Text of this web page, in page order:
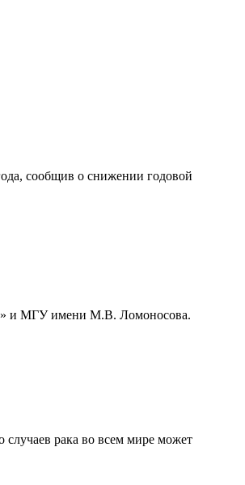
сообщив о снижении годовой
и МГУ имени М.В. Ломоносова.
рака во всем мире может